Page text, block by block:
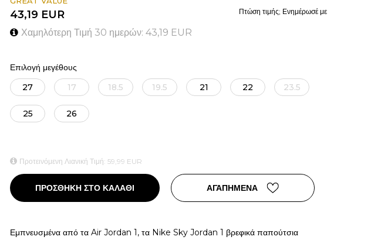
43,19 EUR
Χαμηλότερη Τιμή 30 ημερών: 43,19 EUR
Πτώση τιμής; Ενημέρωσέ με
Επιλογή μεγέθους
27
17 18.5 19.5 21 22 23.5
25 26
Προτεινόμενη Λιανική Τιμή: 59,99 EUR
ΠΡΟΣΘΗΚΗ ΣΤΟ ΚΑΛΑΘΙ ΑΓΑΠΗΜΕΝΑ
Εμπνευσμένα από τα Air Jordan 1, τα Nike Sky Jordan 1 βρεφικά παπούτσια